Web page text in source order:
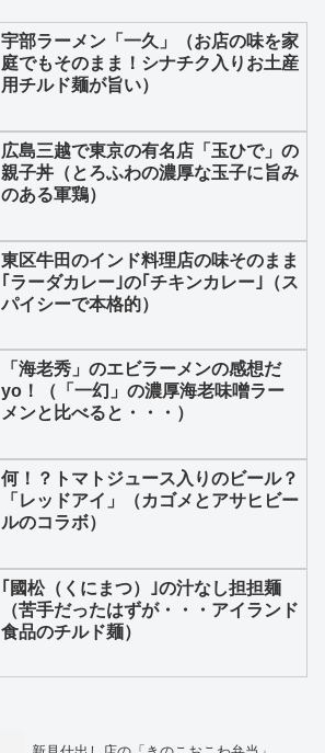
宇部ラーメン「一久」（お店の味を家
庭でもそのまま！シナチク入りお土産
用チルド麺が旨い）
広島三越で東京の有名店「玉ひで」の
親子丼（とろふわの濃厚な玉子に旨み
のある軍鶏）
東区牛田のインド料理店の味そのまま
｢ラーダカレー｣の｢チキンカレー｣（ス
パイシーで本格的）
「海老秀」のエビラーメンの感想だ
yo！（「一幻」の濃厚海老味噌ラー
メンと比べると・・・）
何！？トマトジュース入りのビール？
「レッドアイ」（カゴメとアサヒビー
ルのコラボ）
｢國松（くにまつ）｣の汁なし担担麺
（苦手だったはずが・・・アイランド
食品のチルド麺）